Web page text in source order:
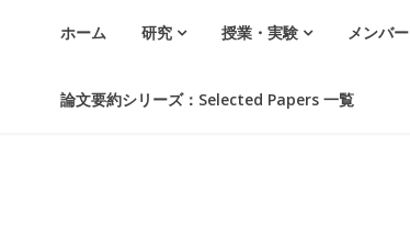
ホーム 研究 授業・実験 メンバー
論文要約シリーズ：Selected Papers 一覧